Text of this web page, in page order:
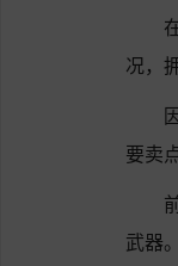
况，
要卖
武器